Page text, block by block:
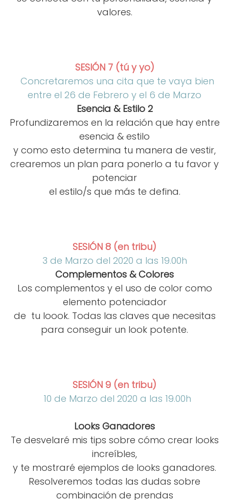
valores.
SESIÓN 7 (tú y yo)
Concretaremos una cita que te vaya bien
entre el 26 de Febrero y el 6 de Marzo
Esencia & Estilo 2
Profundizaremos en la relación que hay entre
esencia & estilo
y como esto determina tu manera de vestir,
crearemos un plan para ponerlo a tu favor y
potenciar
el estilo/s que más te defina.
SESIÓN 8 (en tribu)
3 de Marzo del 2020 a las 19.00h
Complementos & Colores
Los complementos y el uso de color como
elemento potenciador
de tu loook. Todas las claves que necesitas
para conseguir un look potente.
SESIÓN 9 (en tribu)
10 de Marzo del 2020 a las 19.00h
Looks Ganadores
Te desvelaré mis tips sobre cómo crear looks
increíbles,
y te mostraré ejemplos de looks ganadores.
Resolveremos todas las dudas sobre
combinación de prendas